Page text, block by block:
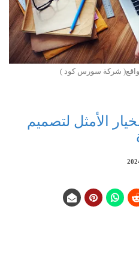
شركة سورس كود )
الأمثل لتصميم